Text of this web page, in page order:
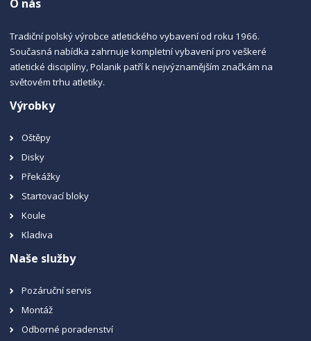
O nás
Tradiční polský výrobce atletického vybavení od roku 1966.
Současná nabídka zahrnuje kompletní vybavení pro veškeré
atletické disciplíny, Polanik patří k nejvýznamějším značkám na
světovém trhu atletiky.
Výrobky
Oštěpy
Disky
Překážky
Startovací bloky
Koule
Kladiva
Naše služby
Pozáruční servis
Montáž
Odborné poradenství